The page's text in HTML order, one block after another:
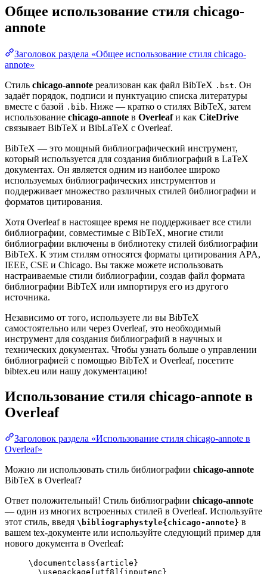
Общее использование стиля chicago-
annote
Заголовок раздела «Общее использование стиля chicago-
annote»
Стиль chicago-annote реализован как файл BibTeX .bst. Он
задаёт порядок, подписи и пунктуацию списка литературы
вместе с базой .bib. Ниже — кратко о стилях BibTeX, затем
использование chicago-annote в Overleafи как CiteDrive
связывает BibTeX и BibLaTeX с Overleaf.
BibTeX — это мощный библиографический инструмент,
который используется для создания библиографий в LaTeX
документах. Он является одним из наиболее широко
используемых библиографических инструментов и
поддерживает множество различных стилей библиографии и
форматов цитирования.
Хотя Overleaf в настоящее время не поддерживает все стили
библиографии, совместимые с BibTeX, многие стили
библиографии включены в библиотеку стилей библиографии
BibTeX. К этим стилям относятся форматы цитирования APA,
IEEE, CSE и Chicago. Вы также можете использовать
настраиваемые стили библиографии, создав файл формата
библиографии BibTeX или импортируя его из другого
источника.
Независимо от того, используете ли вы BibTeX
самостоятельно или через Overleaf, это необходимый
инструмент для создания библиографий в научных и
технических документах. Чтобы узнать больше о управлении
библиографией с помощью BibTeX и Overleaf, посетите
bibtex.eu или нашу документацию!
Использование стиля chicago-annote в
Overleaf
Заголовок раздела «Использование стиля chicago-annote в
Overleaf»
Можно ли использовать стиль библиографии chicago-annote
BibTeX в Overleaf?
Ответ положительный! Стиль библиографии chicago-annote
— один из многих встроенных стилей в Overleaf. Используйте
этот стиль, введя \bibliographystyle{chicago-annote} в
вашем tex-документе или используйте следующий пример для
нового документа в Overleaf:
\documentclass{ article }
\usepackage
utf8 ]{ inputenc }